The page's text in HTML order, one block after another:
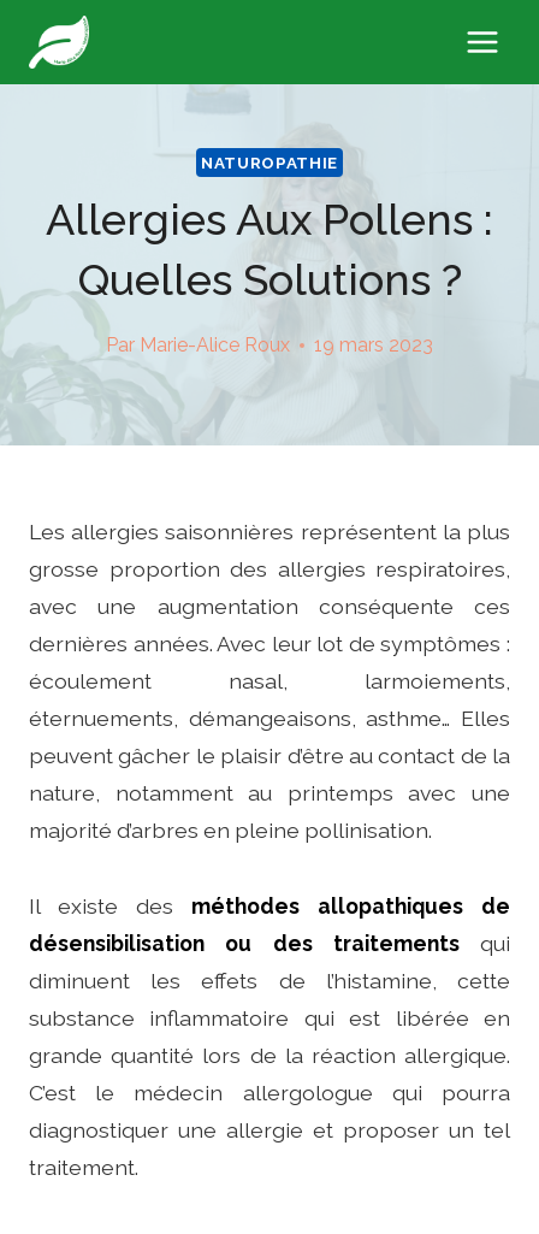
NATUROPATHIE
Allergies Aux Pollens :
Quelles Solutions ?
Par Marie-Alice Roux 19 mars 2023
Les allergies saisonnières représentent la plus
grosse proportion des allergies respiratoires,
avec une augmentation conséquente ces
dernières années. Avec leur lot de symptômes :
écoulement nasal, larmoiements,
éternuements, démangeaisons, asthme… Elles
peuvent gâcher le plaisir d’être au contact de la
nature, notamment au printemps avec une
majorité d’arbres en pleine pollinisation.
Il existe des méthodes allopathiques de
désensibilisation ou des traitementsqui
diminuent les effets de l’histamine, cette
substance inflammatoire qui est libérée en
grande quantité lors de la réaction allergique.
C’est le médecin allergologue qui pourra
diagnostiquer une allergie et proposer un tel
traitement.